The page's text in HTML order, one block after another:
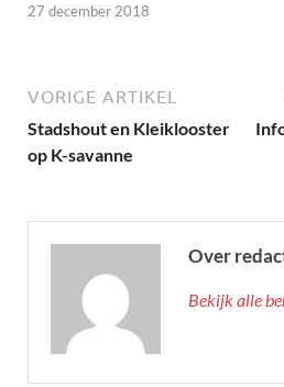
27 december 2018
VORIGE ARTIKEL
Stadshout en Kleiklooster
op K-savanne
Over
Bekijk alle